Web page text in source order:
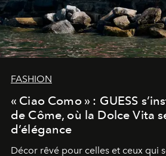
FASHION
« Ciao Como » : GUESS
de Côme, où la Dolce Vita
d’élégance
Décor rêvé pour celles et ceux qui